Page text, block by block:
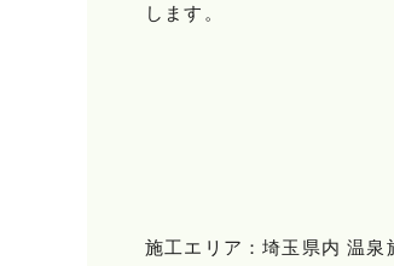
します。
施工エリア：埼玉県内 温泉